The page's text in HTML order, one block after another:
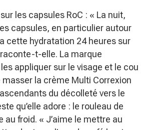
les capsules RoC : « La nuit,
capsules, en particulier autour
cette hydratation 24 heures sur
t-elle. La marque
appliquer sur le visage et le cou
la crème Multi Correxion
du décolleté vers le
qu’elle adore : le rouleau de
au froid. « J’aime le mettre au